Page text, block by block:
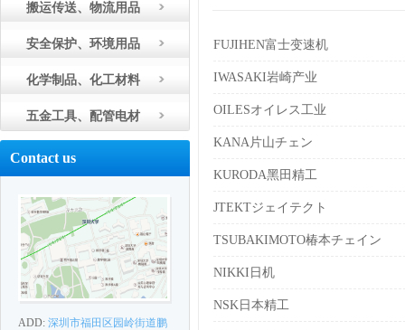
搬运传送、物流用品
安全保护、环境用品
化学制品、化工材料
五金工具、配管电材
Contact us
ADD: 深圳市福田区园岭街道鹏
FUJIHEN富士变速机
IWASAKI岩崎产业
OILESオイレス工业
KANA片山チェン
KURODA黑田精工
JTEKTジェイテクト
TSUBAKIMOTO椿本チェイン
NIKKI日机
NSK日本精工